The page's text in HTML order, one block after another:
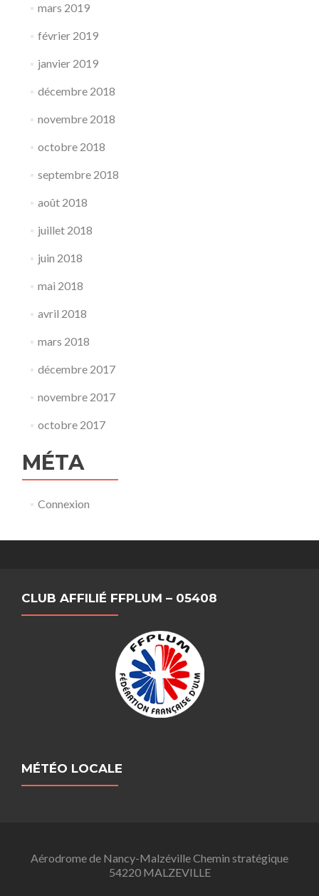
mars 2019
février 2019
janvier 2019
décembre 2018
novembre 2018
octobre 2018
septembre 2018
août 2018
juillet 2018
juin 2018
mai 2018
avril 2018
mars 2018
décembre 2017
novembre 2017
octobre 2017
MÉTA
Connexion
CLUB AFFILIÉ FFPLUM – 05408
MÉTÉO LOCALE
Aérodrome de Nancy-Malzéville Chemin stratégique
54220 MALZEVILLE